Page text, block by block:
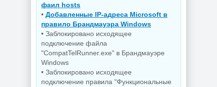
PDF редактор
Wondershare
PDFelement Pro
12.1.28.4370
Редактирование
PDFgear 2.1.18
фаил hosts
• Добавленные IP-адреса Microsoft в
правило Брандмауэра Windows
• Заблокировано исходящее
подключение файла
"CompatTelRunner.exe" в Брандмауэре
Windows
• Заблокировано исходящее
подключение правила "Функциональные